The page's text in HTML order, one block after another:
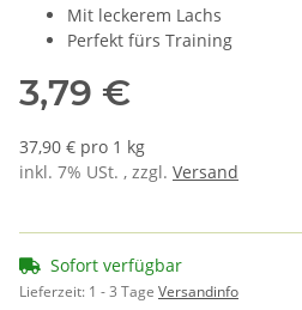
Mit leckerem Lachs
Perfekt fürs Training
3,79 €
37,90 € pro 1 kg
inkl. 7% USt. , zzgl. Versand
Sofort verfügbar
Lieferzeit: 1 - 3 Tage Versandinfo